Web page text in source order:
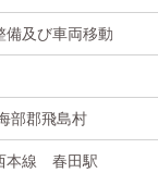
備及び車両移動
部郡飛島村
本線 春田駅